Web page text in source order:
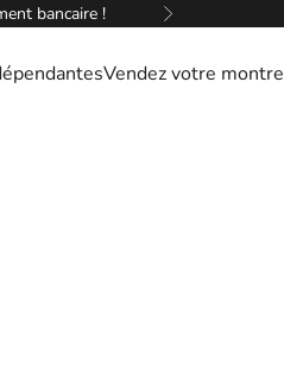
bancaire ! Suivant
Vendez votre montre